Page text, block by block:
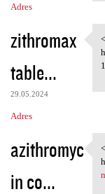
Adres
zithromax
table...
29.05.2024
Adres
azithromyc
in co...